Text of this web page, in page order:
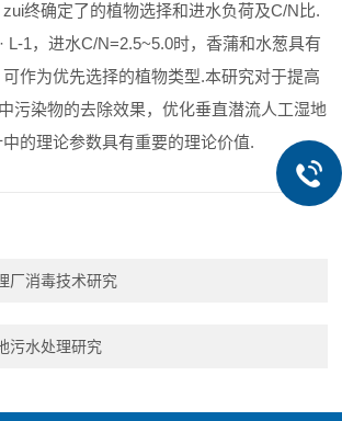
终确定了的植物选择和进水负荷及C/N比.
L-1，进水C/N=2.5~5.0时，香蒲和水葱具有
作为优先选择的植物类型.本研究对于提高
污染物的去除效果，优化垂直潜流人工湿地
的理论参数具有重要的理论价值.
厂消毒技术研究
污水处理研究